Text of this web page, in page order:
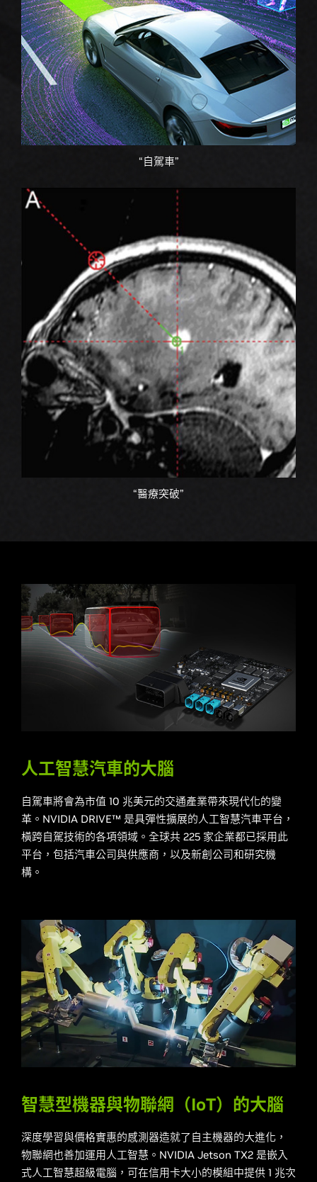
“自駕車”
“醫療突破”
人工智慧汽車的大腦
自駕車將會為市值 10 兆美元的交通產業帶來現代化的變
革。NVIDIA DRIVE™ 是具彈性擴展的人工智慧汽車平台，
橫跨自駕技術的各項領域。全球共 225 家企業都已採用此
平台，包括汽車公司與供應商，以及新創公司和研究機
構。
智慧型機器與物聯網（IoT）的大腦
深度學習與價格實惠的感測器造就了自主機器的大進化，
物聯網也善加運用人工智慧。NVIDIA Jetson TX2 是嵌入
式人工智慧超級電腦，可在信用卡大小的模組中提供 1 兆次